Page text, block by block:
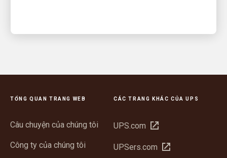
TỔNG QUAN TRANG WEB
Câu chuyện của chúng tôi
Công ty của chúng tôi
CÁC TRANG KHÁC CỦA UPS
UPS.com Mở
cửa
UPSers.com Mở